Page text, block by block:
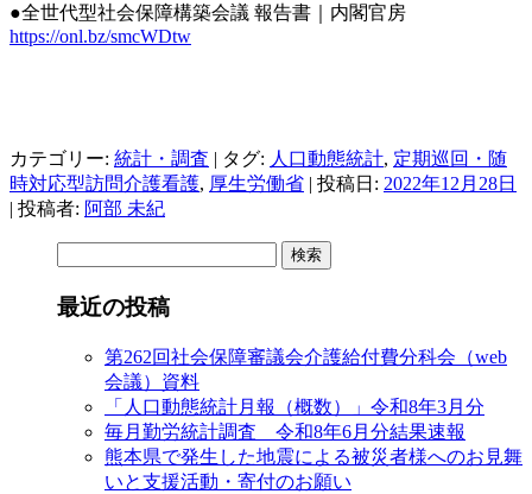
●全世代型社会保障構築会議 報告書｜内閣官房
https://onl.bz/smcWDtw
カテゴリー: 統計・調査 | タグ: 人口動態統計, 定期巡回・随
時対応型訪問介護看護, 厚生労働省 | 投稿日: 2022年12月28日
| 投稿者: 阿部 未紀
最近の投稿
第262回社会保障審議会介護給付費分科会（web
会議）資料
「人口動態統計月報（概数）」令和8年3月分
毎月勤労統計調査 令和8年6月分結果速報
熊本県で発生した地震による被災者様へのお見舞
いと支援活動・寄付のお願い